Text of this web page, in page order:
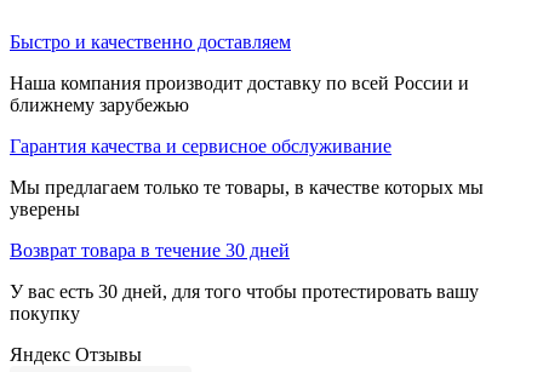
Быстро и качественно доставляем
Наша компания производит доставку по всей России и
ближнему зарубежью
Гарантия качества и сервисное обслуживание
Мы предлагаем только те товары, в качестве которых мы
уверены
Возврат товара в течение 30 дней
У вас есть 30 дней, для того чтобы протестировать вашу
покупку
Яндекс Отзывы